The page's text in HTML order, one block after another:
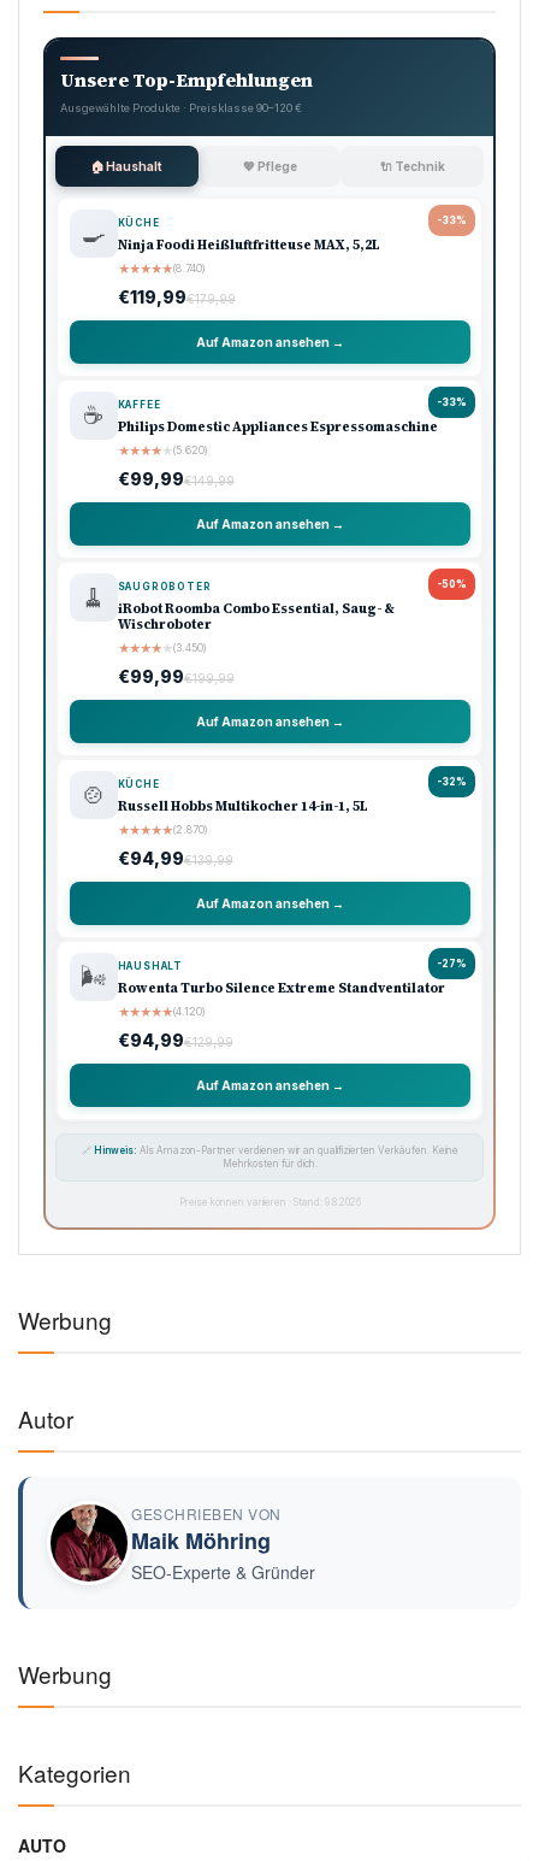
Unsere Top-Empfehlungen
Ausgewählte Produkte · Preisklasse 90–120 €
🏠 Haushalt 💖 Pflege 🔌 Technik
-33%
🍳 KÜCHE
Ninja Foodi Heißluftfritteuse MAX, 5,2L
★★★★★(8.740)
€119,99€179,99
Auf Amazon ansehen →
-33%
☕ KAFFEE
Philips Domestic Appliances Espressomaschine
★★★★★(5.620)
€99,99€149,99
Auf Amazon ansehen →
-50%
🧹 SAUGROBOTER
iRobot Roomba Combo Essential, Saug- &
Wischroboter
★★★★★(3.450)
€99,99€199,99
Auf Amazon ansehen →
-32%
🍲 KÜCHE
Russell Hobbs Multikocher 14-in-1, 5L
★★★★★(2.870)
€94,99€139,99
Auf Amazon ansehen →
-27%
🌬️ HAUSHALT
Rowenta Turbo Silence Extreme Standventilator
★★★★★(4.120)
€94,99€129,99
Auf Amazon ansehen →
🔗 Hinweis: Als Amazon-Partner verdienen wir an qualifizierten Verkäufen. Keine
Mehrkosten für dich.
Preise können variieren · Stand: 9.8.2026
Werbung
Autor
GESCHRIEBEN VON
Maik Möhring
SEO-Experte & Gründer
Werbung
Kategorien
AUTO